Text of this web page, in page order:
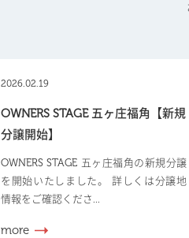
2026.02.19
OWNERS STAGE 五ヶ庄福角【新規
分譲開始】
OWNERS STAGE 五ヶ庄福角の新規分譲
を開始いたしました。 詳しくは分譲地
情報をご確認くださ...
more